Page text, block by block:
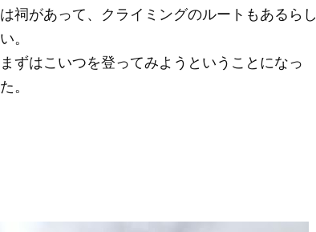
は祠があって、クライミングのルートもあるらし
い。
まずはこいつを登ってみようということになっ
た。